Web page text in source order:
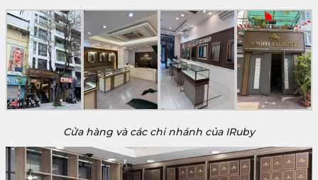
Cửa hàng và các chi nhánh của IRuby